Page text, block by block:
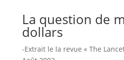
La question de
dollars
-Extrait le la revue « The